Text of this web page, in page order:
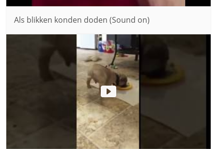
Als blikken konden doden (Sound on)